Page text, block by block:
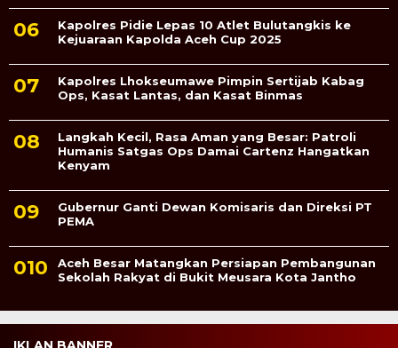
Kapolres Pidie Lepas 10 Atlet Bulutangkis ke
Kejuaraan Kapolda Aceh Cup 2025
Kapolres Lhokseumawe Pimpin Sertijab Kabag
Ops, Kasat Lantas, dan Kasat Binmas
Langkah Kecil, Rasa Aman yang Besar: Patroli
Humanis Satgas Ops Damai Cartenz Hangatkan
Kenyam
Gubernur Ganti Dewan Komisaris dan Direksi PT
PEMA
Aceh Besar Matangkan Persiapan Pembangunan
Sekolah Rakyat di Bukit Meusara Kota Jantho